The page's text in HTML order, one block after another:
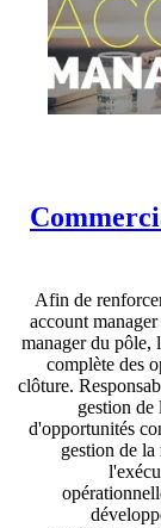
Afin de
account
manager du pôle,
complète des
clôture.
gestion de
d'opportunités
gestion de